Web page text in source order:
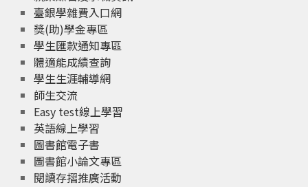
臺銀學雜費入口網
獎(助)學金專區
學生匯款通知專區
體適能成績查詢
學生生涯輔導網
師生交流
Easy test線上學習
英語線上學習
圖書館電子書
圖書館小論文專區
閱讀存摺推廣活動